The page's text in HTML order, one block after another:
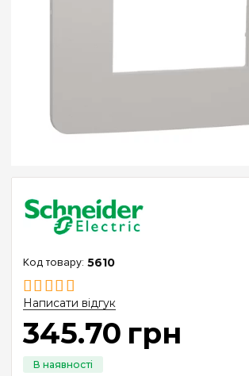
5610
Написати відгук
345.70 грн